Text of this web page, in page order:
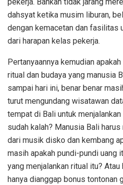
pekerja. Bahkan tidak jarang
dahsyat ketika musim liburan,
dengan kemacetan dan fasilitas
dari harapan kelas pekerja.
Pertanyaannya kemudian
ritual dan budaya yang manusia
sampai hari ini, benar benar
turut mengundang wisatawan
tempat di Bali untuk
sudah kalah? Manusia Bali
dari musik disko dan kembang
masih apakah pundi-pundi uang
yang menjalankan ritual itu?
hanya dianggap bonus tontonan